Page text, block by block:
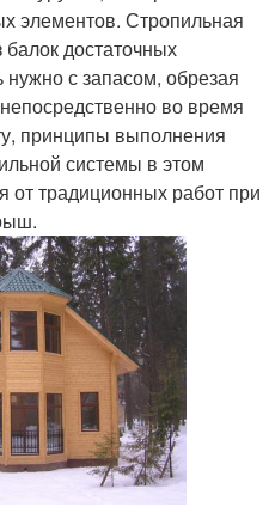
элементов. Стропильная
достаточных
с запасом, обрезая
во время
принципы выполнения
системы в этом
от традиционных работ при